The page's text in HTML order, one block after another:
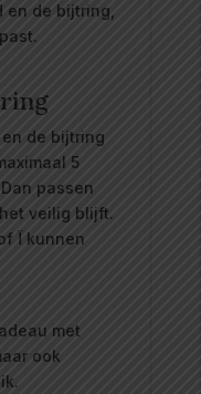
de bijtring,
de bijtring
5
passen
veilig blijft.
Ï kunnen
met
ook